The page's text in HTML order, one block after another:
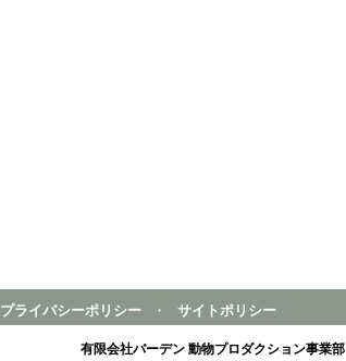
プライバシーポリシー ・ サイトポリシー
有限会社バーデン 動物プロダクション事業部